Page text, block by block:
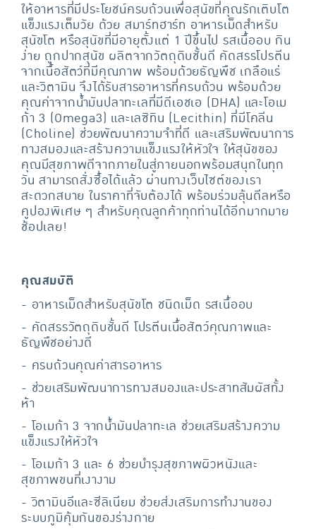
ให้อาหารที่มีประโยชน์ครบถ้วนเพื่อสุนัขที่คุณรักเติบโต
แข็งแรงเต็มวัย ด้วย สมาร์ทฮาร์ท อาหารเม็ดสำหรับ
สุนัขโต หรือสุนัขที่มีอายุตั้งแต่ 1 ปีขึ้นไป รสเนื้ออบ กิน
ง่าย ถูกปากสุนัข ผลิตจากวัตถุดิบชั้นดี คัดสรรโปรตีน
จากเนื้อสัตว์ที่มีคุณภาพ พร้อมด้วยธัญพืช เกลือแร่
และวิตามิน จึงได้รับสารอาหารที่ครบถ้วน พร้อมด้วย
คุณค่าจากน้ำมันปลาทะเลที่มีดีเอชเอ (DHA) และโอเม
ก้า 3 (Omega3) และเลซิทิน (Lecithin) ที่มีโคลีน
(Choline) ช่วยพัฒนาความจำที่ดี และเสริมพัฒนาการ
ทางสมองและสร้างความแข็งแรงให้หัวใจ ให้สุนัขของ
คุณมีสุขภาพดีจากภายในสู่ภายนอกพร้อมสนุกในทุก
วัน สามารถสั่งซื้อได้แล้ว ผ่านทางเว็บไซต์ของเรา
สะดวกสบาย ในราคาที่จับต้องได้ พร้อมร่วมลุ้นดีลหรือ
คูปองพิเศษ ๆ สำหรับคุณลูกค้าทุกท่านได้อีกมากมาย
ช้อปเลย!
คุณสมบัติ
- อาหารเม็ดสำหรับสุนัขโต ชนิดเม็ด รสเนื้ออบ
- คัดสรรวัตถุดิบชั้นดี โปรตีนเนื้อสัตว์คุณภาพและ
ธัญพืชอย่างดี
- ครบถ้วนคุณค่าสารอาหาร
- ช่วยเสริมพัฒนาการทางสมองและประสาทสัมผัสทั้ง
ห้า
- โอเมก้า 3 จากน้ำมันปลาทะเล ช่วยเสริมสร้างความ
แข็งแรงให้หัวใจ
- โอเมก้า 3 และ 6 ช่วยบำรุงสุขภาพผิวหนังและ
สุขภาพขนที่เงางาม
- วิตามินอีและซีลิเนียม ช่วยส่งเสริมการทำงานของ
ระบบภูมิคุ้มกันของร่างกาย